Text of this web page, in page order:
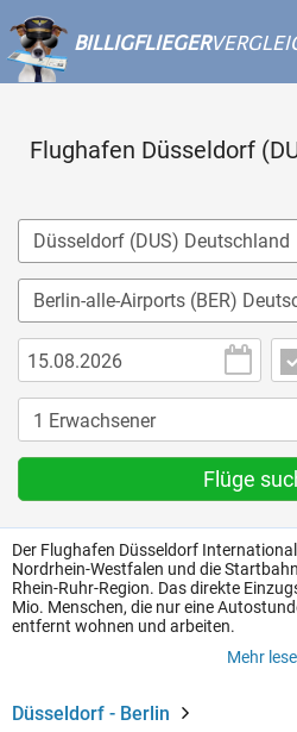
BILLIGFLIEGER
Flughafen Düsseldorf
Flüge
Der Flughafen Düsseldorf
Nordrhein-Westfalen und die
Rhein-Ruhr-Region. Das direkte
Mio. Menschen, die nur eine
entfernt wohnen und arbeiten.
Mehr
Düsseldorf - Berlin